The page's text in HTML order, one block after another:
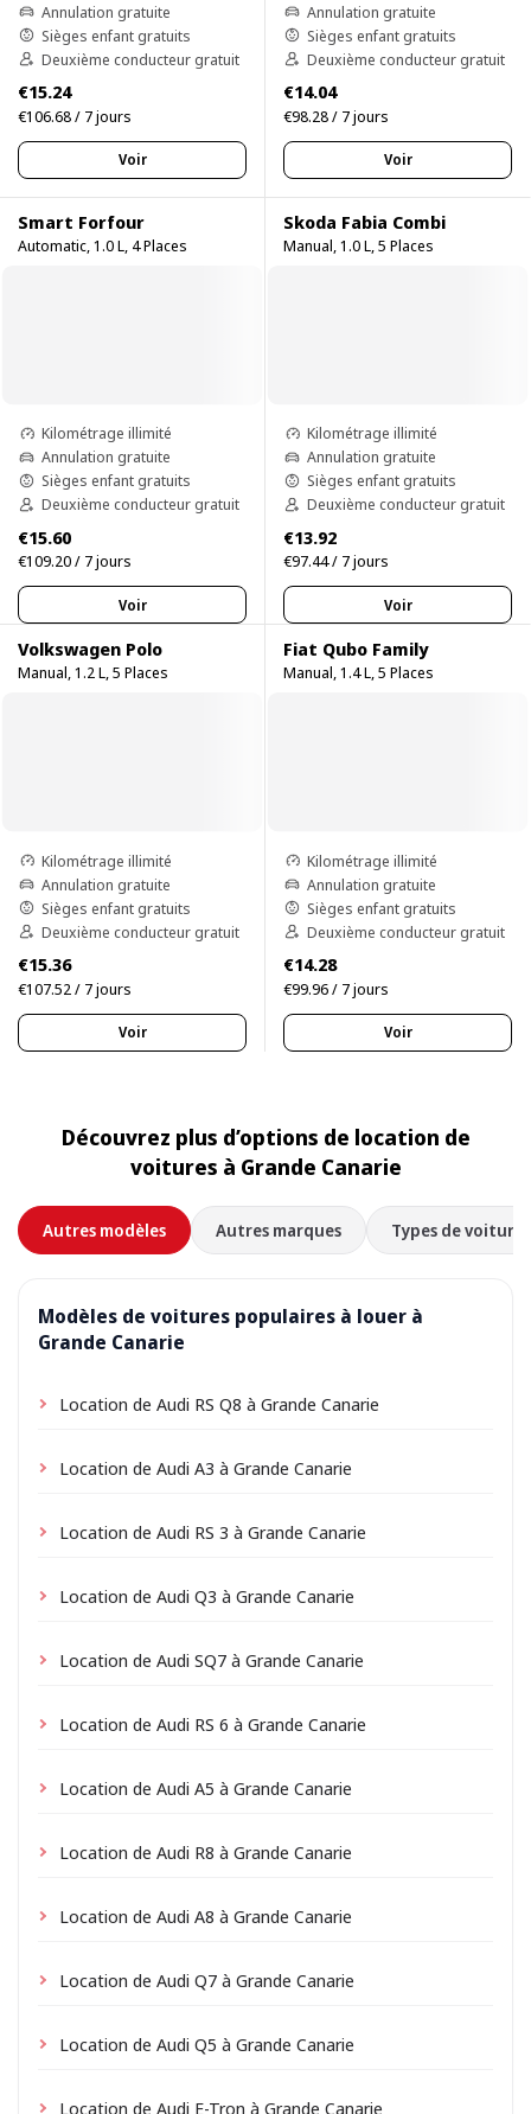
Annulation gratuite
Sièges enfant gratuits
Deuxième conducteur gratuit
€15.24
€106.68 / 7 jours
Voir
Annulation gratuite
Sièges enfant gratuits
Deuxième conducteur gratuit
€14.04
€98.28 / 7 jours
Voir
Smart Forfour
Automatic, 1.0 L, 4 Places
Kilométrage illimité
Annulation gratuite
Sièges enfant gratuits
Deuxième conducteur gratuit
€15.60
€109.20 / 7 jours
Voir
Skoda Fabia Combi
Manual, 1.0 L, 5 Places
Kilométrage illimité
Annulation gratuite
Sièges enfant gratuits
Deuxième conducteur gratuit
€13.92
€97.44 / 7 jours
Voir
Volkswagen Polo
Manual, 1.2 L, 5 Places
Kilométrage illimité
Annulation gratuite
Sièges enfant gratuits
Deuxième conducteur gratuit
€15.36
€107.52 / 7 jours
Voir
Fiat Qubo Family
Manual, 1.4 L, 5 Places
Kilométrage illimité
Annulation gratuite
Sièges enfant gratuits
Deuxième conducteur gratuit
€14.28
€99.96 / 7 jours
Voir
Découvrez plus d’options de location de
voitures à Grande Canarie
Autres modèles Autres marques Types de voitures
Modèles de voitures populaires à louer à
Grande Canarie
Location de Audi RS Q8 à Grande Canarie
Location de Audi A3 à Grande Canarie
Location de Audi RS 3 à Grande Canarie
Location de Audi Q3 à Grande Canarie
Location de Audi SQ7 à Grande Canarie
Location de Audi RS 6 à Grande Canarie
Location de Audi A5 à Grande Canarie
Location de Audi R8 à Grande Canarie
Location de Audi A8 à Grande Canarie
Location de Audi Q7 à Grande Canarie
Location de Audi Q5 à Grande Canarie
Location de Audi E-Tron à Grande Canarie